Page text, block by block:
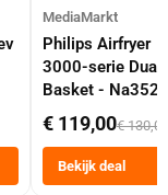
MediaMarkt
Philips Airfryer
3000-serie Dual
Basket -
Dubbele Mand 9
Tot 6 Personen
Heteluchtfriteuse
Zwart
€ 119,00€ 130,00
Bekijk deal